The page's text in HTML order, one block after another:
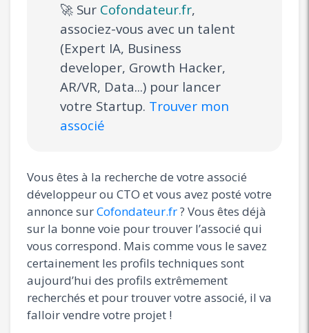
🚀 Sur Cofondateur.fr,
associez-vous avec un talent
(Expert IA, Business
developer, Growth Hacker,
AR/VR, Data...) pour lancer
votre Startup. Trouver mon
associé
Vous êtes à la recherche de votre associé
développeur ou CTO et vous avez posté votre
annonce surCofondateur.fr? Vous êtes déjà
sur la bonne voie pour trouver l’associé qui
vous correspond. Mais comme vous le savez
certainement les profils techniques sont
aujourd’hui des profils extrêmement
recherchés et pour trouver votre associé, il va
falloir vendre votre projet !